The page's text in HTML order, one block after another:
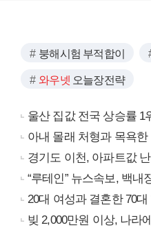
붕해시험 부적합이
와우넷 오늘장전략
울산 집값 전국 상승률
아내 몰래 처형과 목욕한
경기도 이천, 아파트값
“루테인” 뉴스속보, 백내
20대 여성과 결혼한 70
빚 2,000만원 이상, 나라